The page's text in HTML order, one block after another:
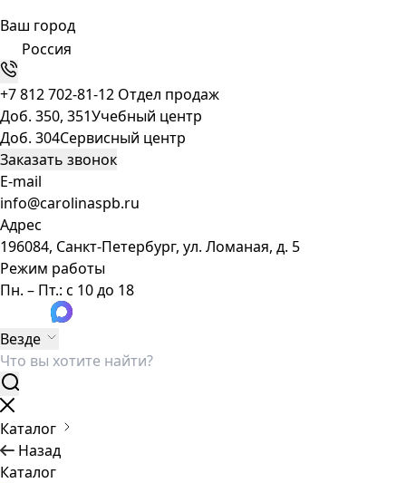
Ваш город
Россия
+7 812 702-81-12 Отдел продаж
Доб. 350, 351Учебный центр
Доб. 304Сервисный центр
Заказать звонок
E-mail
info@carolinaspb.ru
Адрес
196084, Санкт-Петербург, ул. Ломаная, д. 5
Режим работы
Пн. – Пт.: с 10 до 18
Везде
Каталог
Назад
Каталог